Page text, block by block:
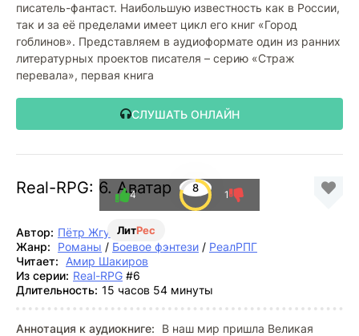
писатель-фантаст. Наибольшую известность как в России,
так и за её пределами имеет цикл его книг «Город
гоблинов». Представляем в аудиоформате один из ранних
литературных проектов писателя – серию «Страж
перевала», первая книга
СЛУШАТЬ ОНЛАЙН
Real-RPG: 6. Аватар
ЛитРес
8
4 1
Автор: Пётр Жгулёв
Жанр:
Романы / Боевое фэнтези / РеалРПГ
Читает:
Амир Шакиров
Из серии: Real-RPG #6
Длительность: 15 часов 54 минуты
Аннотация к аудиокниге:
В наш мир пришла Великая